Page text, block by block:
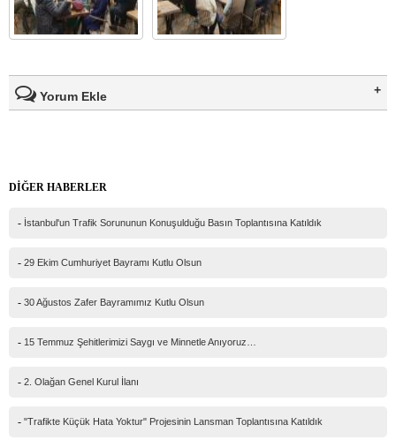
Yorum Ekle
IP Adresiniz
DİĞER HABERLER
- İstanbul'un Trafik Sorununun Konuşulduğu Basın Toplantısına Katıldık
- 29 Ekim Cumhuriyet Bayramı Kutlu Olsun
- 30 Ağustos Zafer Bayramımız Kutlu Olsun
- 15 Temmuz Şehitlerimizi Saygı ve Minnetle Anıyoruz…
- 2. Olağan Genel Kurul İlanı
- "Trafikte Küçük Hata Yoktur" Projesinin Lansman Toplantısına Katıldık